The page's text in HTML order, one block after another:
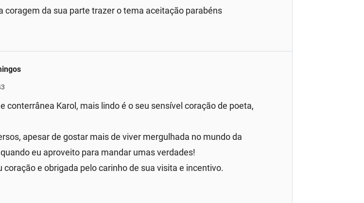
coragem da sua parte trazer o tema aceitação parabéns
conterrânea Karol, mais lindo é o seu sensível coração de poeta,
apesar de gostar mais de viver mergulhada no mundo da
eu aproveito para mandar umas verdades!
coração e obrigada pelo carinho de sua visita e incentivo.